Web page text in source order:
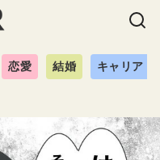
恋愛 結婚 キャリア